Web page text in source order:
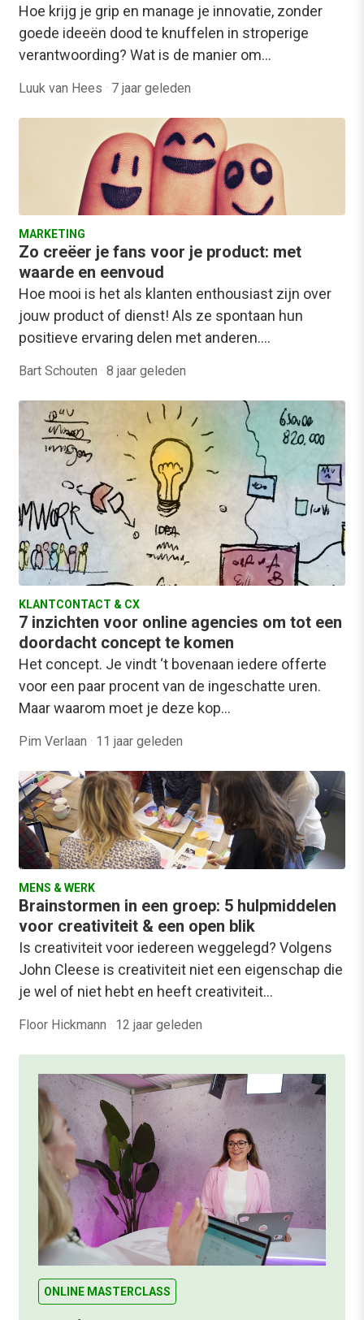
Hoe krijg je grip en manage je innovatie, zonder
goede ideeën dood te knuffelen in stroperige
verantwoording? Wat is de manier om…
Luuk van Hees · 7 jaar geleden
MARKETING
Zo creëer je fans voor je product: met
waarde en eenvoud
Hoe mooi is het als klanten enthousiast zijn over
jouw product of dienst! Als ze spontaan hun
positieve ervaring delen met anderen.…
Bart Schouten · 8 jaar geleden
KLANTCONTACT & CX
7 inzichten voor online agencies om tot een
doordacht concept te komen
Het concept. Je vindt ‘t bovenaan iedere offerte
voor een paar procent van de ingeschatte uren.
Maar waarom moet je deze kop…
Pim Verlaan · 11 jaar geleden
MENS & WERK
Brainstormen in een groep: 5 hulpmiddelen
voor creativiteit & een open blik
Is creativiteit voor iedereen weggelegd? Volgens
John Cleese is creativiteit niet een eigenschap die
je wel of niet hebt en heeft creativiteit…
Floor Hickmann · 12 jaar geleden
ONLINE MASTERCLASS